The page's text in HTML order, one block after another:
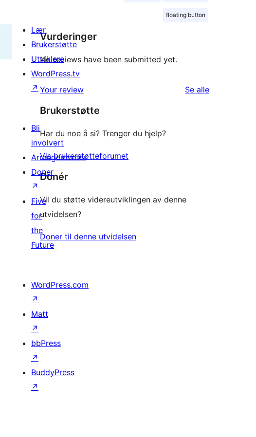
floating button
Vurderinger
No reviews have been submitted yet.
Your review Se alleomtalene
Brukerstøtte
Har du noe å si? Trenger du hjelp?
Vis brukerstøtteforumet
Donér
Vil du støtte videreutviklingen av denne
utvidelsen?
Doner til denne utvidelsen
Lær
Brukerstøtte
Utviklere
WordPress.tv
↗
Bli
involvert
Arrangementer
Doner
↗
Five
for
the
Future
WordPress.com
↗
Matt
↗
bbPress
↗
BuddyPress
↗